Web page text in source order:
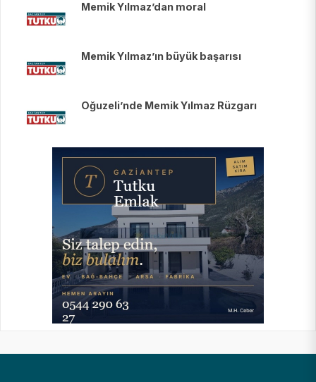
Memik Yılmaz’dan moral
Memik Yılmaz’ın büyük başarısı
Oğuzeli’nde Memik Yılmaz Rüzgarı